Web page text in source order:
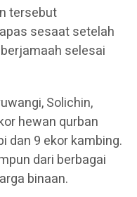
tersebut
sesaat setelah
selesai
Solichin,
hewan qurban
dan 9 ekor kambing.
dari berbagai
binaan.